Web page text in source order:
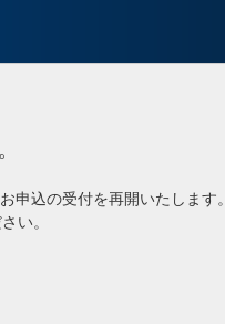
申込の受付を再開いたします。
い。